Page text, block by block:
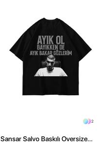
2
Sansar Salvo Baskılı Oversize